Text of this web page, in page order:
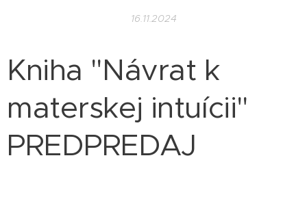
16.11.2024
Kniha "Návrat k
materskej intuícii"
PREDPREDAJ